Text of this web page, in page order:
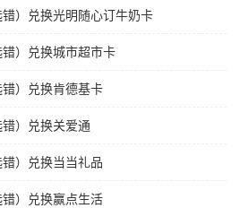
）兑换光明随心订牛奶卡
）兑换城市超市卡
）兑换肯德基卡
）兑换关爱通
）兑换当当礼品
）兑换赢点生活